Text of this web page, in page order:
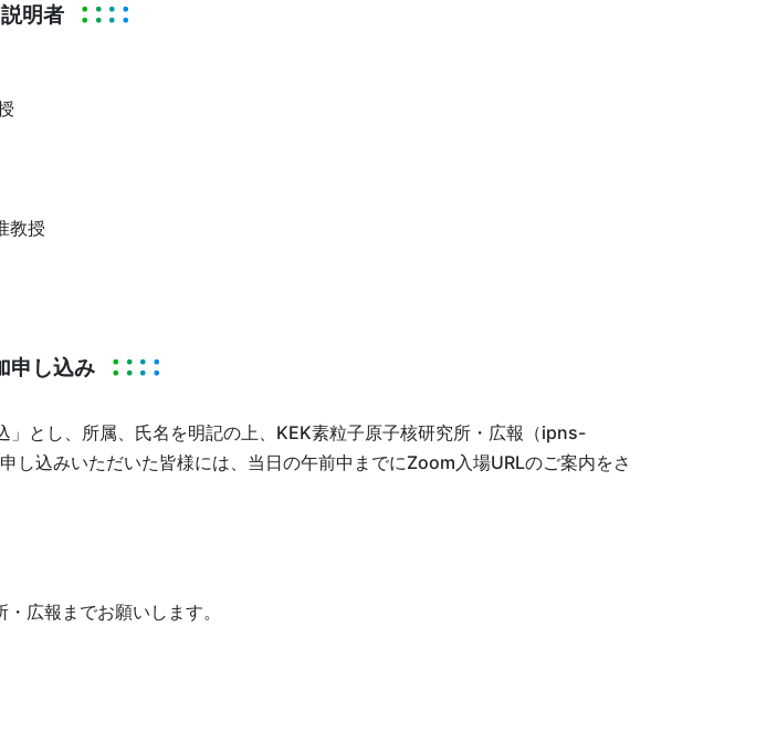
説明者
教授
申し込み
とし、所属、氏名を明記の上、KEK素粒子原子核研究所・広報（ipns-
込みいただいた皆様には、当日の午前中までにZoom入場URLのご案内をさ
広報までお願いします。